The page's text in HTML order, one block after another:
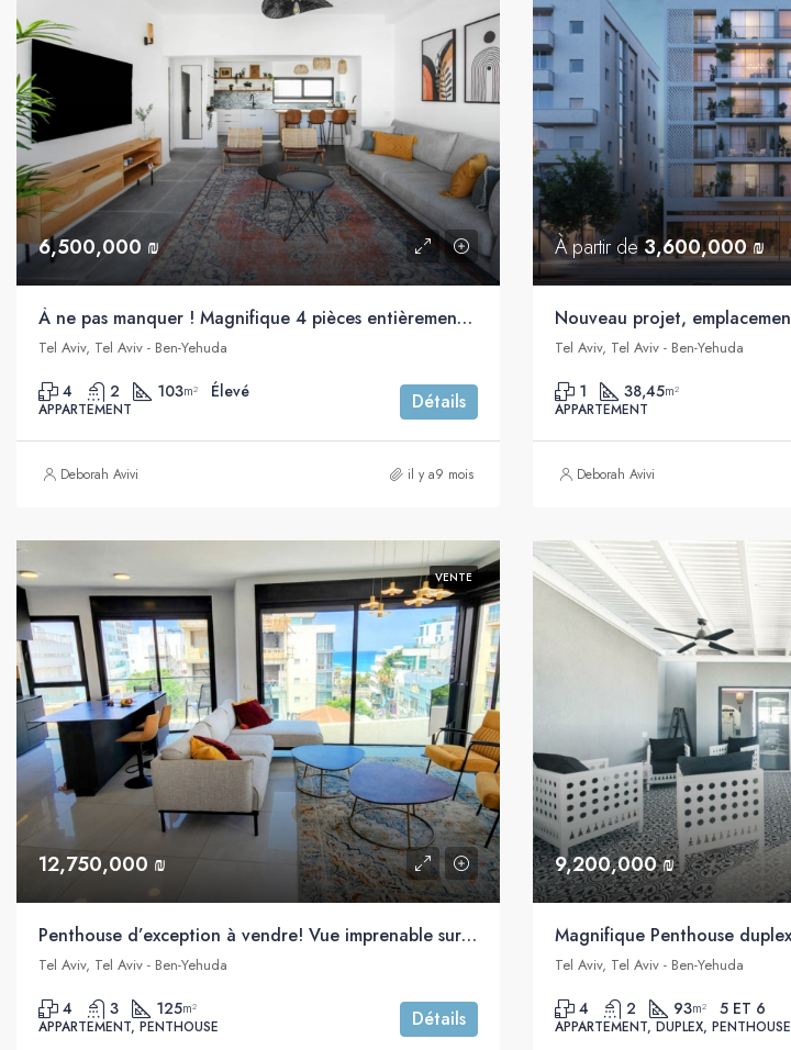
6,500,000 ₪
À ne pas manquer ! Magnifique 4 pièces entièrement meublé et décoré à vendre, Ben Yehuda, Tel Aviv
Tel Aviv, Tel Aviv - Ben-Yehuda
4 2 103m² Élevé
APPARTEMENT Détails
Deborah Avivi il y a9 mois
À partir de 3,600,000 ₪
Tel Aviv, Tel Aviv - Ben-Yehuda
1 38,45m²
APPARTEMENT
Deborah Avivi
VENTE
12,750,000 ₪
Penthouse d’exception à vendre! Vue imprenable sur la mer, Bograshov, Tel Aviv
Tel Aviv, Tel Aviv - Ben-Yehuda
4 3 125m²
APPARTEMENT, PENTHOUSE
Détails
9,200,000 ₪
Tel Aviv, Tel Aviv - Ben-Yehuda
4 2 93m² 5 ET 6
APPARTEMENT, DUPLEX, PENTHOUSE